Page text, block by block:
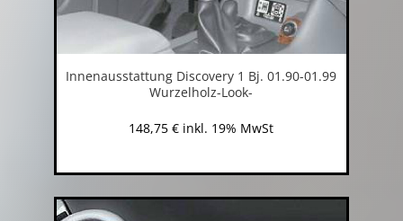
Innenausstattung Discovery 1 Bj. 01.90-01.99
Wurzelholz-Look-
148,75€ inkl. 19% MwSt